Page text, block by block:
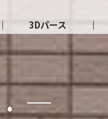
3Dパース
.